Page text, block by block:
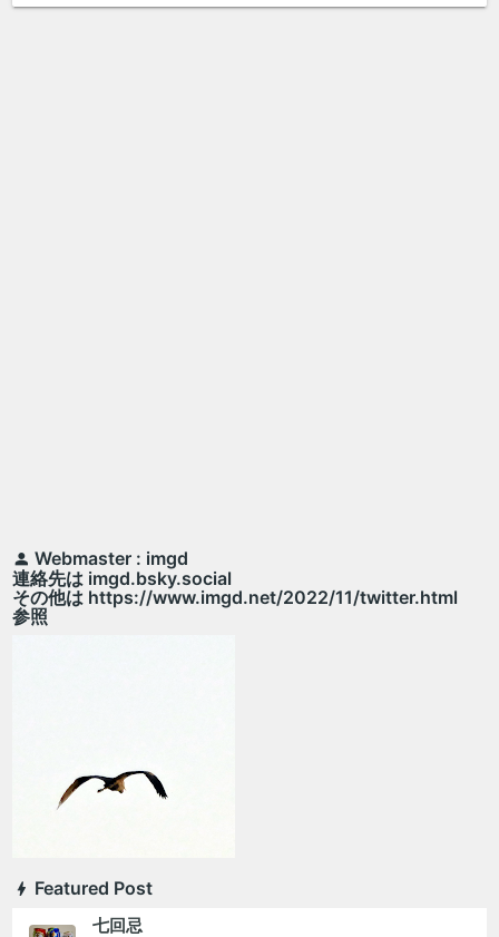
Webmaster : imgd
連絡先は imgd.bsky.social
その他は https://www.imgd.net/2022/11/twitter.html
参照
Featured Post
七回忌